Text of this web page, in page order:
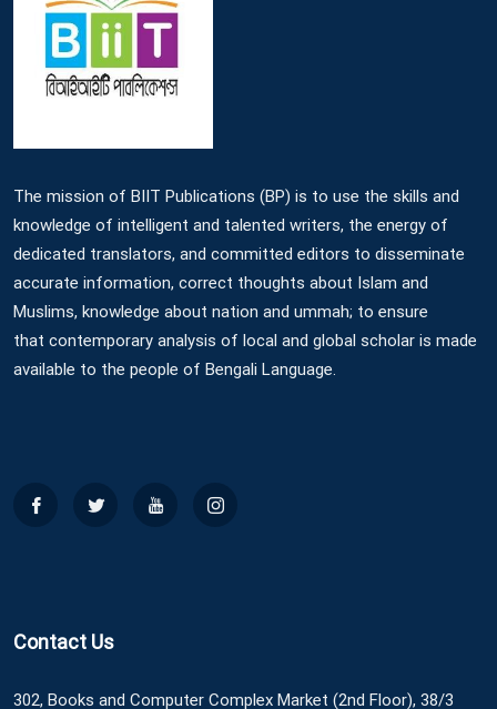
The mission of BIIT Publications (BP) is to use the skills and
knowledge of intelligent and talented writers, the energy of
dedicated translators, and committed editors to disseminate
accurate information, correct thoughts about Islam and
Muslims, knowledge about nation and ummah; to ensure
that contemporary analysis of local and global scholar is made
available to the people of Bengali Language.
Contact Us
302, Books and Computer Complex Market (2nd Floor), 38/3